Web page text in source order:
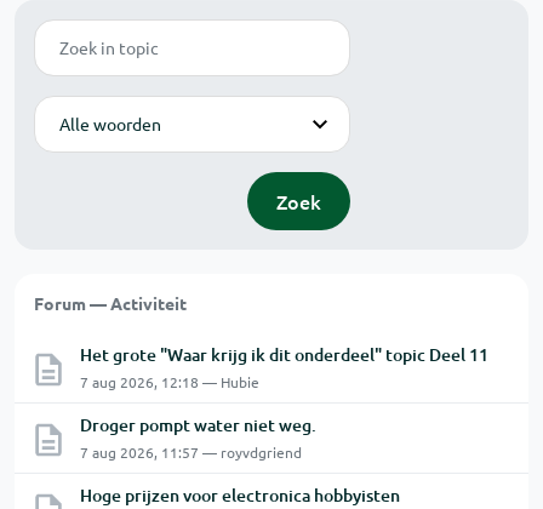
Zoek
Modus
Zoek
Forum — Activiteit
Het grote "Waar krijg ik dit onderdeel" topic Deel 11
7 aug 2026, 12:18 — Hubie
Droger pompt water niet weg.
7 aug 2026, 11:57 — royvdgriend
Hoge prijzen voor electronica hobbyisten